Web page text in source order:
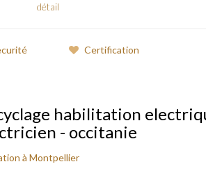
détail
Certification
habilitation
- occitanie
à Montpellier